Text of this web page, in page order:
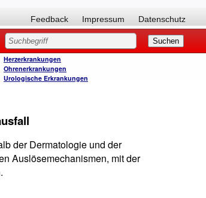
Feedback Impressum Datenschutz
Herzerkrankungen
Ohrenerkrankungen
Urologische Erkrankungen
der Dermatologie und der
Auslösemechanismen, mit der